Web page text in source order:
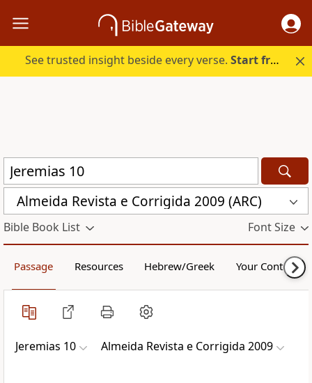
See trusted insight beside every verse.Start free.
Almeida Revista e Corrigida 2009 (ARC)
Bible Book List Font Size
Passage Resources Hebrew/Greek Your Content
Jeremias 10 Almeida Revista e Corrigida 2009